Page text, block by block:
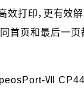
打印，更有效
首页和最后一页
Ⅶ